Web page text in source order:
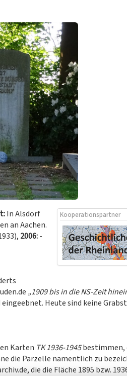
Kooperationspartner
In Alsdorf
an Aachen.
2006:-
„1909 bis in die NS-Zeit
Heute sind keine
Karten TK 1936-1945bestimmen,
die Parzelle namentlich zu
die die Fläche 1895 bzw.